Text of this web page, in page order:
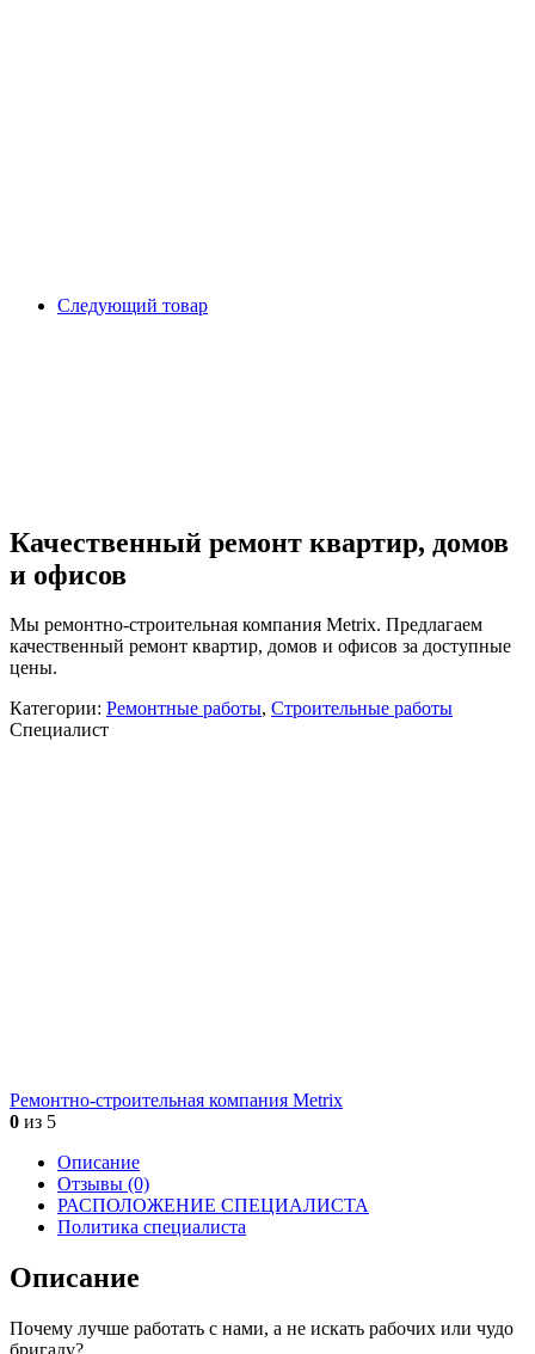
Следующий товар
Качественный ремонт квартир, домов
и офисов
Мы ремонтно-строительная компания Metrix. Предлагаем
качественный ремонт квартир, домов и офисов за доступные
цены.
Категории: Ремонтные работы, Строительные работы
Специалист
Ремонтно-строительная компания Metrix
0 из 5
Описание
Отзывы (0)
РАСПОЛОЖЕНИЕ СПЕЦИАЛИСТА
Политика специалиста
Описание
Почему лучше работать с нами, а не искать рабочих или чудо